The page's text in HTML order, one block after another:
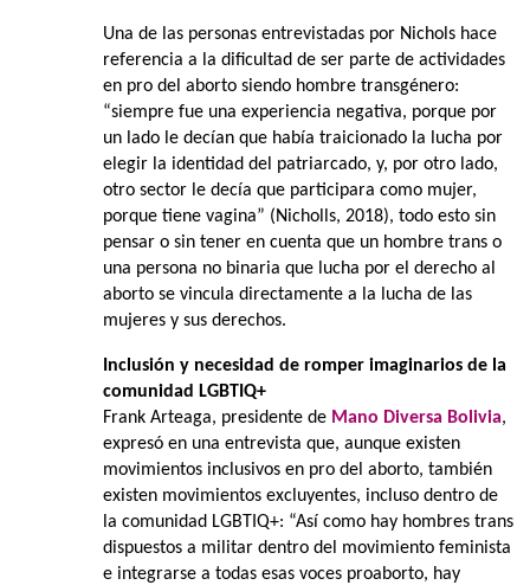
Una de las personas entrevistadas por Nichols hace
referencia a la dificultad de ser parte de actividades
en pro del aborto siendo hombre transgénero:
“siempre fue una experiencia negativa, porque por
un lado le decían que había traicionado la lucha por
elegir la identidad del patriarcado, y, por otro lado,
otro sector le decía que participara como mujer,
porque tiene vagina” (Nicholls, 2018), todo esto sin
pensar o sin tener en cuenta que un hombre trans o
una persona no binaria que lucha por el derecho al
aborto se vincula directamente a la lucha de las
mujeres y sus derechos.
Inclusión y necesidad de romper imaginarios de la
comunidad LGBTIQ+
Frank Arteaga, presidente de Mano Diversa Bolivia,
expresó en una entrevista que, aunque existen
movimientos inclusivos en pro del aborto, también
existen movimientos excluyentes, incluso dentro de
la comunidad LGBTIQ+: “Así como hay hombres trans
dispuestos a militar dentro del movimiento feminista
e integrarse a todas esas voces proaborto, hay